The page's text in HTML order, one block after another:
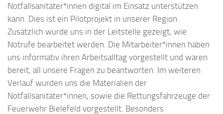
Notfallsanitäter*innen digital im Einsatz unterstützen
kann. Dies ist ein Pilotprojekt in unserer Region.
Zusätzlich wurde uns in der Leitstelle gezeigt, wie
Notrufe bearbeitet werden. Die Mitarbeiter*innen haben
uns informativ ihren Arbeitsalltag vorgestellt und waren
bereit, all unsere Fragen zu beantworten. Im weiteren
Verlauf wurden uns die Materialien der
Notfallsanitäter*innen, sowie die Rettungsfahrzeuge der
Feuerwehr Bielefeld vorgestellt. Besonders